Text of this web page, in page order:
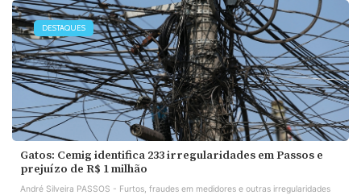
DESTAQUES
Gatos: Cemig identifica 233 irregularidades em Passos e
prejuízo de R$ 1 milhão
André Silveira PASSOS - Furtos, fraudes em medidores e outras irregularidades